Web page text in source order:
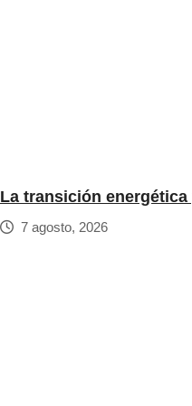
La transición
7 agosto, 2026